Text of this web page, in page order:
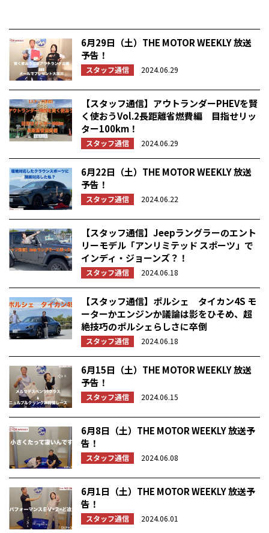
6月29日（土）THE MOTOR WEEKLY 放送
予告！
スタッフ通信 2024.06.29
【スタッフ通信】アウトランダーPHEVを賢
く使おうVol.2長距離省燃費編 目指せリッ
ター100km！
スタッフ通信 2024.06.29
6月22日（土）THE MOTOR WEEKLY 放送
予告！
スタッフ通信 2024.06.22
【スタッフ通信】Jeepラングラーのエント
リーモデル「アンリミテッド スポーツ」で
インディ・ジョーンズ？！
スタッフ通信 2024.06.18
【スタッフ通信】ポルシェ タイカン4S モ
ーターかエンジンか議論は影をひそめ、超
絶技巧のポルシェらしさに卒倒
スタッフ通信 2024.06.18
6月15日（土）THE MOTOR WEEKLY 放送
予告！
スタッフ通信 2024.06.15
6月8日（土）THE MOTOR WEEKLY 放送予
告！
スタッフ通信 2024.06.08
6月1日（土）THE MOTOR WEEKLY 放送予
告！
スタッフ通信 2024.06.01